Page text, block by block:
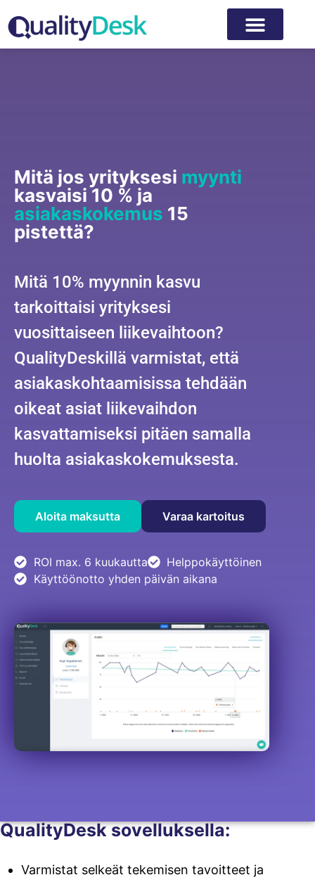
Mitä jos yrityksesi myynti
kasvaisi 10 % ja
asiakaskokemus 15
pistettä?
Mitä 10% myynnin kasvu
tarkoittaisi yrityksesi
vuosittaiseen liikevaihtoon?
QualityDeskillä varmistat, että
asiakaskohtaamisissa tehdään
oikeat asiat liikevaihdon
kasvattamiseksi pitäen samalla
huolta asiakaskokemuksesta.
Aloita maksutta Varaa kartoitus
ROI max. 6 kuukautta
Helppokäyttöinen
Käyttöönotto yhden päivän aikana
QualityDesk sovelluksella:
Varmistat selkeät tekemisen tavoitteet ja